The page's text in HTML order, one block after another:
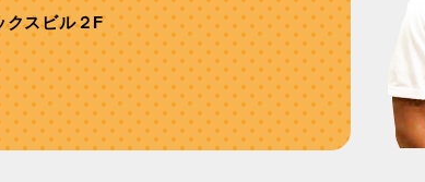
スビル２F